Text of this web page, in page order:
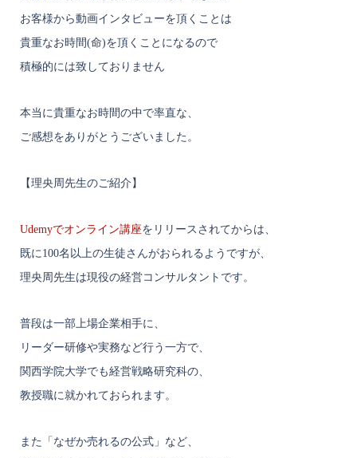
お客様から動画インタビューを頂くことは
貴重なお時間(命)を頂くことになるので
積極的には致しておりません
本当に貴重なお時間の中で率直な、
ご感想をありがとうございました。
【理央周先生のご紹介】
Udemyでオンライン講座をリリースされてからは、
既に100名以上の生徒さんがおられるようですが、
理央周先生は現役の経営コンサルタントです。
普段は一部上場企業相手に、
リーダー研修や実務など行う一方で、
関西学院大学でも経営戦略研究科の、
教授職に就かれておられます。
また「なぜか売れるの公式」など、